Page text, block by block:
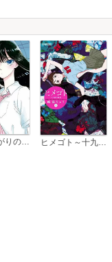
恋は雨上がりのように